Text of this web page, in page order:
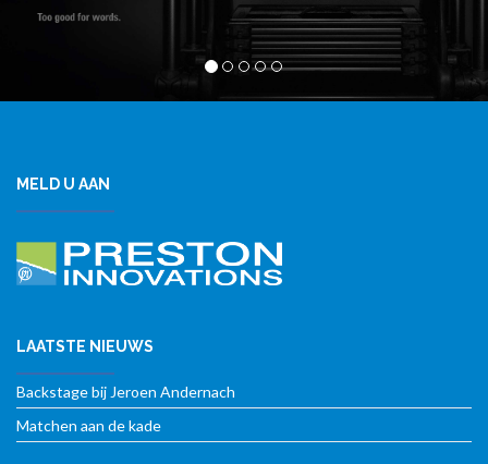
MELD U AAN
LAATSTE NIEUWS
Backstage bij Jeroen Andernach
Matchen aan de kade